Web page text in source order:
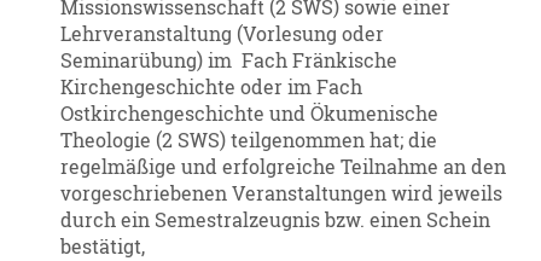
Missionswissenschaft (2 SWS) sowie einer
Lehrveranstaltung (Vorlesung oder
Seminarübung) im Fach Fränkische
Kirchengeschichte oder im Fach
Ostkirchengeschichte und Ökumenische
Theologie (2 SWS) teilgenommen hat; die
regelmäßige und erfolgreiche Teilnahme an den
vorgeschriebenen Veranstaltungen wird jeweils
durch ein Semestralzeugnis bzw. einen Schein
bestätigt,